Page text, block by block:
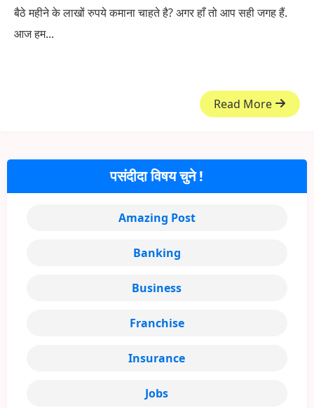
बैठे महीने के लाखों रुपये कमाना चाहते है? अगर हाँ तो आप सही जगह हैं.
आज हम...
Read More
पसंदीदा विषय चुने !
Amazing Post
Banking
Business
Franchise
Insurance
Jobs